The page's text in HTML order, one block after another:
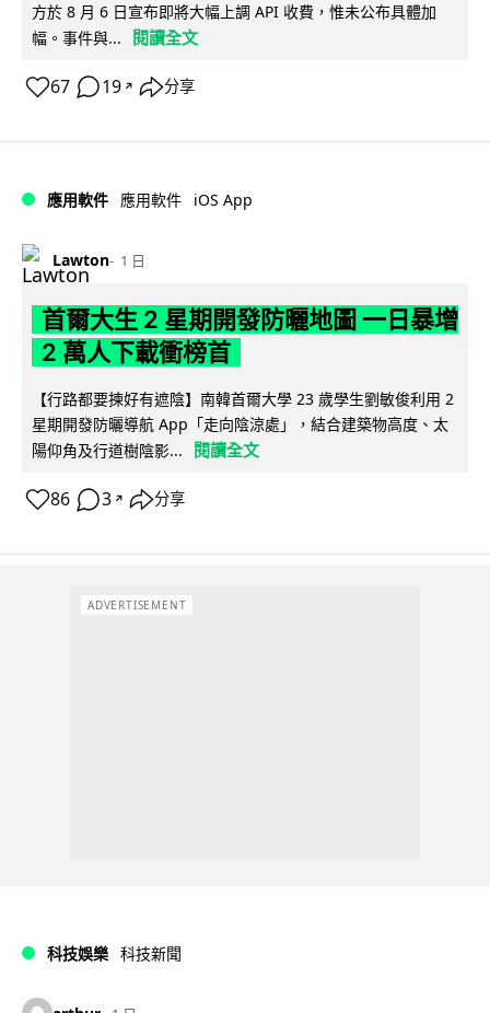
方於 8 月 6 日宣布即將大幅上調 API 收費，惟未公布具體加
幅。事件與...
閱讀全文
67 19 ↗ 分享
應用軟件 應用軟件 iOS App
Lawton 1 日
首爾大生 2 星期開發防曬地圖 一日暴增
2 萬人下載衝榜首
【行路都要揀好有遮陰】南韓首爾大學 23 歲學生劉敏俊利用 2
星期開發防曬導航 App「走向陰涼處」，結合建築物高度、太
陽仰角及行道樹陰影...
閱讀全文
86 3 ↗ 分享
ADVERTISEMENT
科技娛樂 科技新聞